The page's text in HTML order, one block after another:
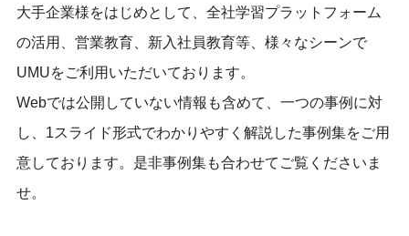
大手企業様をはじめとして、全社学習プラットフォーム
の活用、営業教育、新入社員教育等、様々なシーンで
UMUをご利用いただいております。
Webでは公開していない情報も含めて、一つの事例に対
し、1スライド形式でわかりやすく解説した事例集をご用
意しております。是非事例集も合わせてご覧くださいま
せ。